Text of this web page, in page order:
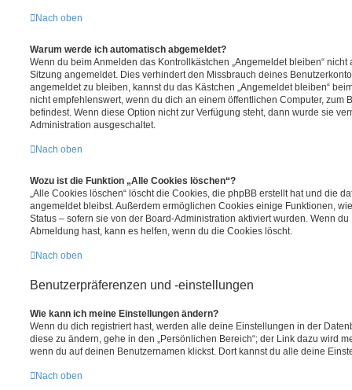
Nach oben
Warum werde ich automatisch abgemeldet?
Wenn du beim Anmelden das Kontrollkästchen „Angemeldet bleiben“
Sitzung angemeldet. Dies verhindert den Missbrauch deines
angemeldet zu bleiben, kannst du das Kästchen „Angemeldet bleiben“
nicht empfehlenswert, wenn du dich an einem öffentlichen Computer, zum
befindest. Wenn diese Option nicht zur Verfügung steht, dann wurde sie
Administration ausgeschaltet.
Nach oben
Wozu ist die Funktion „Alle Cookies löschen“?
„Alle Cookies löschen“ löscht die Cookies, die phpBB erstellt hat und die
angemeldet bleibst. Außerdem ermöglichen Cookies einige Funktionen,
Status – sofern sie von der Board-Administration aktiviert wurden. Wenn
Abmeldung hast, kann es helfen, wenn du die Cookies löscht.
Nach oben
Benutzerpräferenzen und -einstellungen
Wie kann ich meine Einstellungen ändern?
Wenn du dich registriert hast, werden alle deine Einstellungen in der
diese zu ändern, gehe in den „Persönlichen Bereich“; der Link dazu wird
wenn du auf deinen Benutzernamen klickst. Dort kannst du alle deine
Nach oben